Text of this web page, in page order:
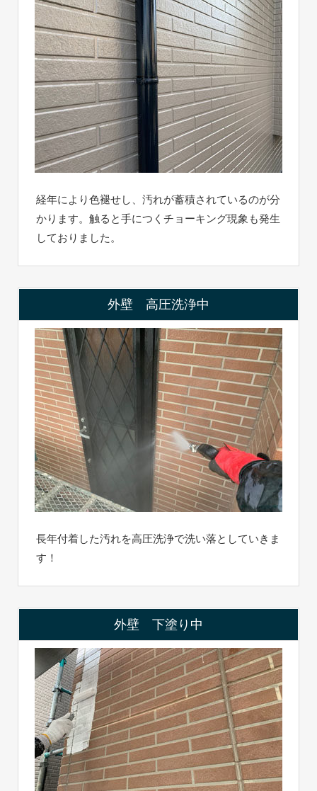
経年により色褪せし、汚れが蓄積されているのが分
かります。触ると手につくチョーキング現象も発生
しておりました。
外壁 高圧洗浄中
長年付着した汚れを高圧洗浄で洗い落としていきま
す！
外壁 下塗り中